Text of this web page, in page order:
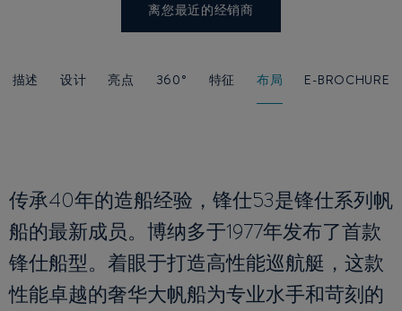
离您最近的经销商
描述 设计 亮点 360° 特征 布局 E-BROCHURE
传承40年的造船经验，锋仕53是锋仕系列帆
船的最新成员。博纳多于1977年发布了首款
锋仕船型。着眼于打造高性能巡航艇，这款
性能卓越的奢华大帆船为专业水手和苛刻的